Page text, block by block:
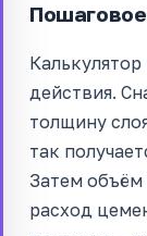
действия.
толщину
так
Затем
расход